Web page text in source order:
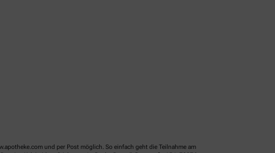
und per Post möglich. So einfach geht die Teilnahme am